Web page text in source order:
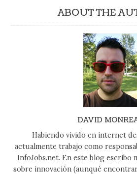
ABOUT THE
DAVID
Habiendo vivido en internet
actualmente trabajo como
InfoJobs.net. En este blog escribo
sobre innovación (aunqué